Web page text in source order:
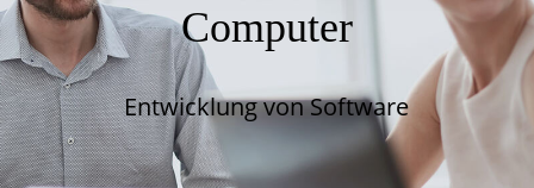
Computer
Entwicklung von Software